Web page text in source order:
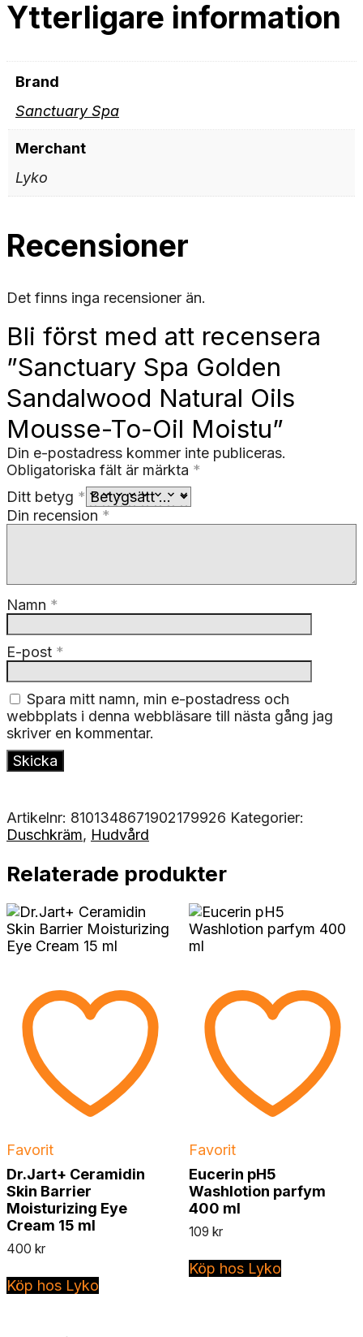
Ytterligare information
Brand
Sanctuary Spa
Merchant
Lyko
Recensioner
Det finns inga recensioner än.
Bli först med att recensera
”Sanctuary Spa Golden
Sandalwood Natural Oils
Mousse-To-Oil Moistu”
Din e-postadress kommer inte publiceras.
Obligatoriska fält är märkta *
Ditt betyg *
Din recension *
Namn *
E-post *
Spara mitt namn, min e-postadress och
webbplats i denna webbläsare till nästa gång jag
skriver en kommentar.
Artikelnr: 8101348671902179926 Kategorier:
Duschkräm, Hudvård
Relaterade produkter
Favorit
Dr.Jart+ Ceramidin
Skin Barrier
Moisturizing Eye
Cream 15 ml
400 kr
Köp hos Lyko
Favorit
Eucerin pH5
Washlotion parfym
400 ml
109 kr
Köp hos Lyko